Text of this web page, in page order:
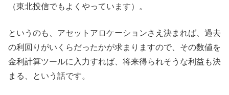
（東北投信でもよくやっています）。
というのも、アセットアロケーションさえ決まれば、過去
の利回りがいくらだったかが求まりますので、その数値を
金利計算ツールに入力すれば、将来得られそうな利益も決
まる、という話です。